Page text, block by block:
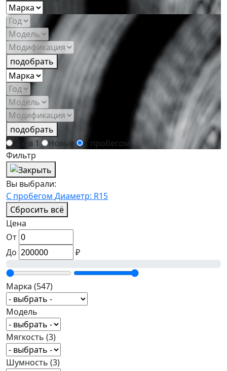
подобрать
подобрать
Всё в 1
Новые
С пробегом
Фильтр
Вы выбрали:
С пробегом Диаметр: R15
Сбросить всё
Цена
От
До
₽
Марка (547)
Модель
Мягкость (3)
Шумность (3)